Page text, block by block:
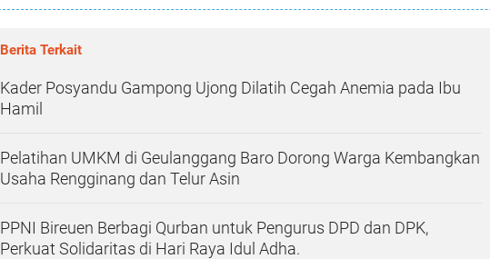
Berita Terkait
Kader Posyandu Gampong Ujong Dilatih Cegah Anemia pada Ibu
Hamil
Pelatihan UMKM di Geulanggang Baro Dorong Warga Kembangkan
Usaha Rengginang dan Telur Asin
PPNI Bireuen Berbagi Qurban untuk Pengurus DPD dan DPK,
Perkuat Solidaritas di Hari Raya Idul Adha.